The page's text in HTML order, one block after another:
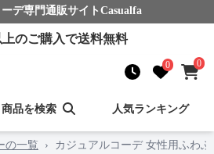
デ専門通販サイト Casualfa
上のご購入で送料無料
0 0
商品を検索 人気ランキング
の一覧 › カジュアルコーデ 女性用ふわ